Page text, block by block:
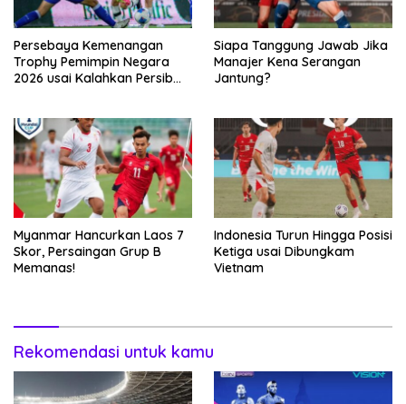
Persebaya Kemenangan
Trophy Pemimpin Negara
2026 usai Kalahkan Persib
Siapa Tanggung Jawab Jika
Manajer Kena Serangan
Jantung?
Myanmar Hancurkan Laos 7
Skor, Persaingan Grup B
Memanas!
Indonesia Turun Hingga Posisi
Ketiga usai Dibungkam
Vietnam
Rekomendasi untuk kamu